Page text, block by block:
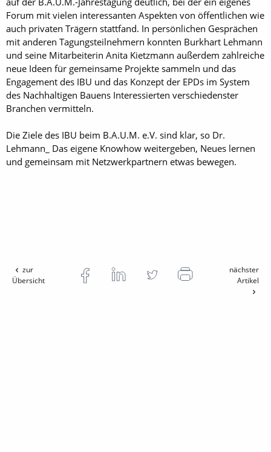
Forum mit vielen interessanten Aspekten von öffentlichen wie
auch privaten Trägern stattfand. In persönlichen Gesprächen
mit anderen Tagungsteilnehmern konnten Burkhart Lehmann
und seine Mitarbeiterin Anita Kietzmann außerdem zahlreiche
neue Ideen für gemeinsame Projekte sammeln und das
Engagement des IBU und das Konzept der EPDs im System
des Nachhaltigen Bauens Interessierten verschiedenster
Branchen vermitteln.
Die Ziele des IBU beim B.A.U.M. e.V. sind klar, so Dr.
Lehmann_ Das eigene Knowhow weitergeben, Neues lernen
und gemeinsam mit Netzwerkpartnern etwas bewegen.
zur
Übersicht
nächster
Artikel